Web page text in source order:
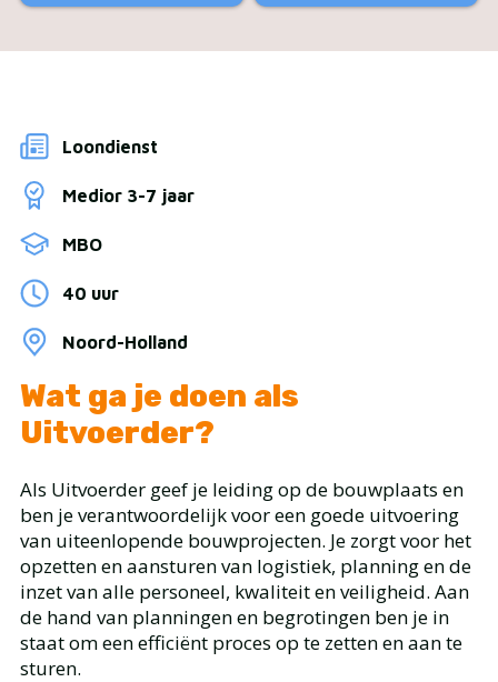
Wat ga je doen als
Uitvoerder?
Als Uitvoerder geef je leiding op de bouwplaats en
ben je verantwoordelijk voor een goede uitvoering
van uiteenlopende bouwprojecten. Je zorgt voor het
opzetten en aansturen van logistiek, planning en de
inzet van alle personeel, kwaliteit en veiligheid. Aan
de hand van planningen en begrotingen ben je in
staat om een efficiënt proces op te zetten en aan te
sturen.
Loondienst
Medior 3-7 jaar
MBO
40 uur
Noord-Holland